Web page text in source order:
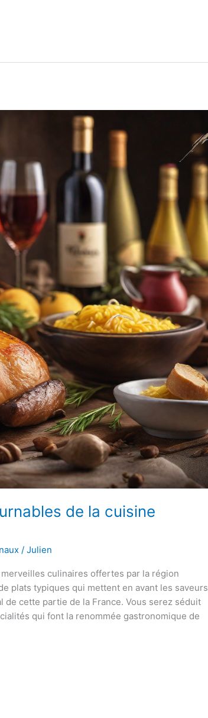
de la cuisine
/Julien
culinaires offertes par la région
plats typiques qui mettent en avant les saveurs
cette partie de la France. Vous serez séduit
qui font la renommée gastronomique de